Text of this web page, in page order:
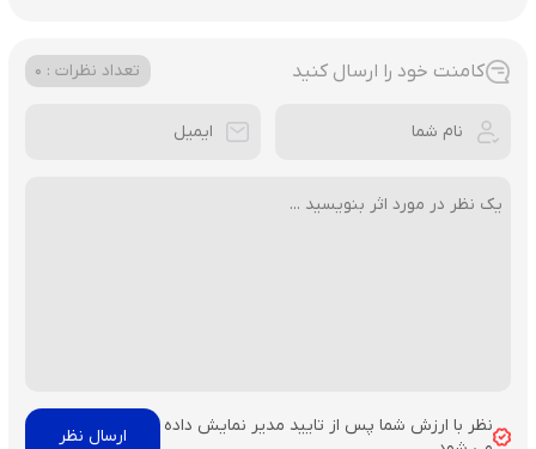
کامنت خود را ارسال کنید تعداد نظرات : 0
نظر با ارزش شما پس از تایید مدیر نمایش داده